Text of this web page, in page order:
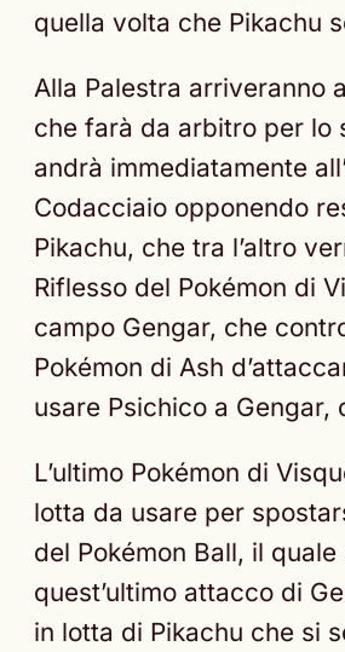
quella volta che Pikachu
Alla Palestra arriveranno
che farà da arbitro per lo
andrà immediatamente
Codacciaio opponendo
Pikachu, che tra l’altro
Riflesso del Pokémon di
campo Gengar, che
Pokémon di Ash
usare Psichico a
L’ultimo Pokémon di
lotta da usare per
del Pokémon Ball, il
quest’ultimo attacco di
in lotta di Pikachu che si